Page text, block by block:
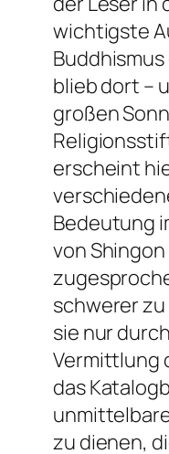
wichtigste
blieb dort –
großen
erscheint
Bedeutung
von
schwerer
sie nur
Vermittlung
das
zu dienen,